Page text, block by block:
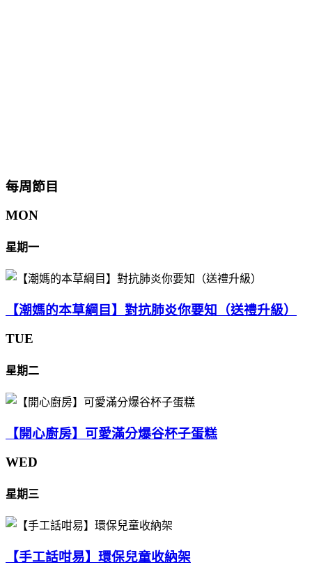
每周節目
MON
星期一
【潮媽的本草綱目】對抗肺炎你要知（送禮升級）
TUE
星期二
【開心廚房】可愛滿分爆谷杯子蛋糕
WED
星期三
【手工話咁易】環保兒童收納架